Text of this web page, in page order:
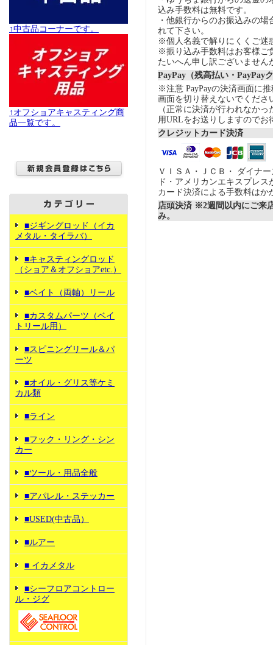
↑中古品コーナーです。
↑オフショアキャスティング商
品一覧です。
■ジギングロッド（イカ
メタル・タイラバ）
■キャスティングロッド
（ショア＆オフショアetc.）
■ベイト（両軸）リール
■カスタムパーツ（ベイ
トリール用）
■スピニングリール＆パ
ーツ
■オイル・グリス等ケミ
カル類
■ライン
■フック・リング・シン
カー
■ツール・用品全般
■アパレル・ステッカー
■USED(中古品）
■ルアー
■ イカメタル
■シーフロアコントロー
ル・ジグ
込み手数料は無料です。
・他銀行からのお振込みの場
れて下さい。
※個人名義で解りにくくご迷
※振り込み手数料はお客様ご
たいへん申し訳ございません
PayPay（残高払い・PayPay
※注意 PayPayの決済画面に
画面を切り替えないでくださ
（正常に決済が行われなか
用URLをお送りしますのでお
クレジットカード決済
ＶＩＳＡ・ＪＣＢ・ ダイナ
ド・アメリカンエキスプレ
カード決済による手数料はか
店頭決済 ※2週間以内にご来
み。